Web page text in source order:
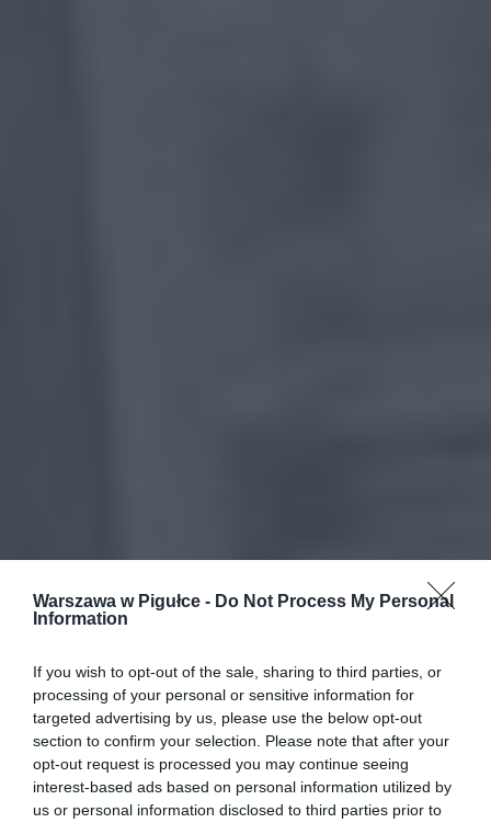
Warszawa w Pigułce - Do Not Process My Personal
Information
If you wish to opt-out of the sale, sharing to third parties, or
processing of your personal or sensitive information for
targeted advertising by us, please use the below opt-out
section to confirm your selection. Please note that after your
opt-out request is processed you may continue seeing
interest-based ads based on personal information utilized by
us or personal information disclosed to third parties prior to